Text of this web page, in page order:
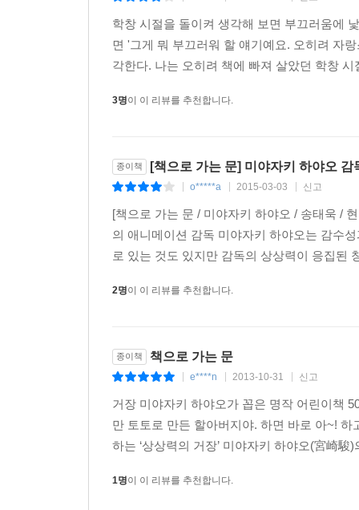
책에는 효과 같은 게 없습니다. ‘이제야 되돌아
수십 년이 지나고 나서야 깨닫는 것입니다. …책
한 권을 만나는 일이 더 소중하다고 생각합니다.
역사의 참사 앞에서 애니메이션을 만든다는 행
정의내린 우리시대의 현상황은 ‘(파국의) 바람이
않고 살아내지 않으면 안 됩니다. _145쪽에서
이름이다)을 꾸리며 ‘쇼와 모던보이’로 살아갔
살아가게 된 하야오는 생명의 근원을 질문하는 ‘
그래서 눈물겹고 고맙다.
아버지는 아홉 살에 그리고 저는 일흔 살에, 같은
한 조각이었던 것입니다. 수레바퀴는 돌고 있
학창 시절을 돌이켜 생각해 보면 부끄러움에
면 '그게 뭐 부끄러워 할 얘기예요. 오히려 자
각한다. 나는 오히려 책에 빠져 살았던 학창
3명이 이 리뷰를 추천합니다.
종이책 [책으로 가는 문] 미야자키 하야오
o*****a 2015-03-03 신고
[책으로 가는 문 / 미야자키 하야오 / 송태욱 /
의 애니메이션 감독 미야자키 하야오는 감수
로 있는 것도 있지만 감독의 상상력이 응집된
2명이 이 리뷰를 추천합니다.
종이책 책으로 가는 문
e****n 2013-10-31 신고
거장 미야자키 하야오가 꼽은 명작 어린이책
만 토토로 만든 할아버지야. 하면 바로 아~!
하는 ‘상상력의 거장’ 미야자키 하야오(宮崎
1명이 이 리뷰를 추천합니다.